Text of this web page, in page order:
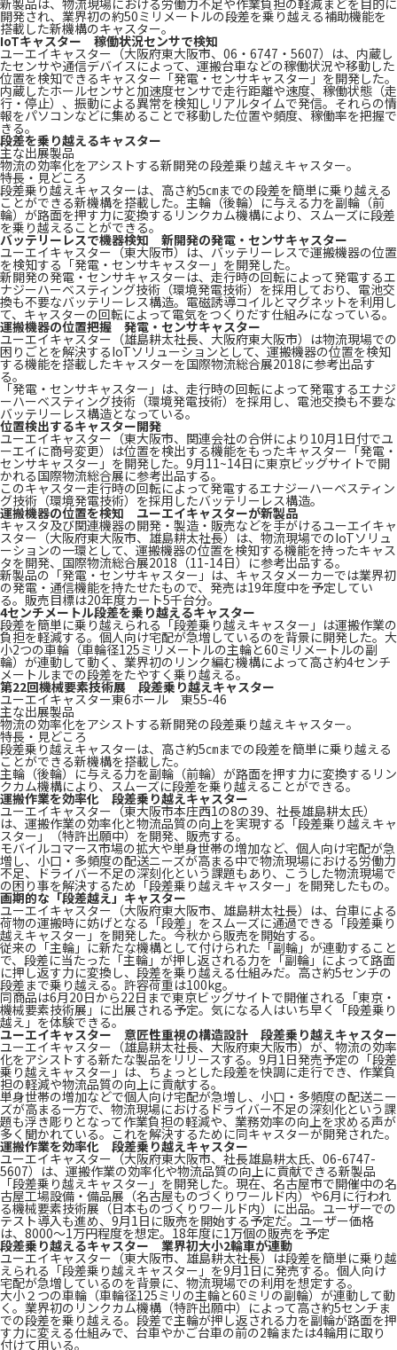
新製品は、物流現場における労働力不足や作業負担の軽減まどを目的に
開発され、業界初の約50ミリメートルの段差を乗り越える補助機能を
搭載した新機構のキャスター。
IoTキャスター 稼働状況センサで検知
ユーエイキャスター（大阪府東大阪市、06・6747・5607）は、内蔵し
たセンサや通信デバイスによって、運搬台車などの稼働状況や移動した
位置を検知できるキャスター「発電・センサキャスター」を開発した。
内蔵したホールセンサと加速度センサで走行距離や速度、稼働状態（走
行・停止）、振動による異常を検知しリアルタイムで発信。それらの情
報をパソコンなどに集めることで移動した位置や頻度、稼働率を把握で
きる。
段差を乗り越えるキャスター
主な出展製品
物流の効率化をアシストする新開発の段差乗り越えキャスター。
特長・見どころ
段差乗り越えキャスターは、高さ約5㎝までの段差を簡単に乗り越える
ことができる新機構を搭載した。主輪（後輪）に与える力を副輪（前
輪）が路面を押す力に変換するリンクカム機構により、スムーズに段差
を乗り越えることができる。
バッテリーレスで機器検知 新開発の発電・センサキャスター
ユーエイキャスター（東大阪市）は、バッテリーレスで運搬機器の位置
を検知する「発電・センサキャスター」を開発した。
新開発の発電・センサキャスターは、走行時の回転によって発電するエ
ナジーハーベスティング技術（環境発電技術）を採用しており、電池交
換も不要なバッテリーレス構造。電磁誘導コイルとマグネットを利用し
て、キャスターの回転によって電気をつくりだす仕組みになっている。
運搬機器の位置把握 発電・センサキャスター
ユーエイキャスター（雄島耕太社長、大阪府東大阪市）は物流現場での
困りごとを解決するIoTソリューションとして、運搬機器の位置を検知
する機能を搭載したキャスターを国際物流総合展2018に参考出品す
る。
「発電・センサキャスター」は、走行時の回転によって発電するエナジ
ーハーベスティング技術（環境発電技術）を採用し、電池交換も不要な
バッテリーレス構造となっている。
位置検出するキャスター開発
ユーエイキャスター（東大阪市、関連会社の合併により10月1日付でユ
ーエイに商号変更）は位置を検出する機能をもったキャスター「発電・
センサキャスター」を開発した。9月11~14日に東京ビッグサイトで開
かれる国際物流総合展に参考出品する。
このキャスター走行時の回転によって発電するエナジーハーベスティン
グ技術（環境発電技術）を採用したバッテリーレス構造。
運搬機器の位置を検知 ユーエイキャスターが新製品
キャスタ及び関連機器の開発・製造・販売などを手がけるユーエイキャ
スター（大阪府東大阪市、雄島耕太社長）は、物流現場でのIoTソリュ
ーションの一環として、運搬機器の位置を検知する機能を持ったキャス
タを開発、国際物流総合展2018（11-14日）に参考出品する。
新製品の「発電・センサキャスター」は、キャスタメーカーでは業界初
の発電・通信機能を持たせたもので、発売は19年度中を予定してい
る。販売目標は20年度カート5千台分。
4センチメートル段差を乗り越えるキャスター
段差を簡単に乗り越えられる「段差乗り越えキャスター」は運搬作業の
負担を軽減する。個人向け宅配が急増しているのを背景に開発した。大
小2つの車輪（車輪径125ミリメートルの主輪と60ミリメートルの副
輪）が連動して動く、業界初のリンク編む機構によって高さ約4センチ
メートルまでの段差をたやすく乗り越える。
第22回機械要素技術展 段差乗り越えキャスター
ユーエイキャスター東6ホール 東55-46
主な出展製品
物流の効率化をアシストする新開発の段差乗り越えキャスター。
特長・見どころ
段差乗り越えキャスターは、高さ約5㎝までの段差を簡単に乗り越える
ことができる新機構を搭載した。
主輪（後輪）に与える力を副輪（前輪）が路面を押す力に変換するリン
クカム機構により、スムーズに段差を乗り越えることができる。
運搬作業を効率化 段差乗り越えキャスター
ユーエイキャスター（東大阪市本庄西1の8の39、社長雄島耕太氏）
は、運搬作業の効率化と物流品質の向上を実現する「段差乗り越えキャ
スター」（特許出願中）を開発、販売する。
モバイルコマース市場の拡大や単身世帯の増加など、個人向け宅配が急
増し、小口・多頻度の配送ニーズが高まる中で物流現場における労働力
不足、ドライバー不足の深刻化という課題もあり、こうした物流現場で
の困り事を解決するため「段差乗り越えキャスター」を開発したもの。
画期的な「段差越え」キャスター
ユーエイキャスター（大阪府東大阪市、雄島耕太社長）は、台車による
荷物の運搬時に妨げとなる「段差」をスムーズに通過できる「段差乗り
越えキャスター」を開発した。今秋から販売を開始する。
従来の「主輪」に新たな機構として付けられた「副輪」が連動すること
で、段差に当たった「主輪」が押し返される力を「副輪」によって路面
に押し返す力に変換し、段差を乗り越える仕組みだ。高さ約5センチの
段差まで乗り越える。許容荷重は100kg。
同商品は6月20日から22日まで東京ビッグサイトで開催される「東京・
機械要素技術展」に出展される予定。気になる人はいち早く「段差乗り
越え」を体験できる。
ユーエイキャスター 意匠性重視の構造設計 段差乗り越えキャスター
ユーエイキャスター（雄島耕太社長、大阪府東大阪市）が、物流の効率
化をアシストする新たな製品をリリースする。9月1日発売予定の「段差
乗り越えキャスター」は、ちょっとした段差を快調に走行でき、作業負
担の軽減や物流品質の向上に貢献する。
単身世帯の増加などで個人向け宅配が急増し、小口・多頻度の配送ニー
ズが高まる一方で、物流現場におけるドライバー不足の深刻化という課
題も浮き彫りとなって作業負担の軽減や、業務効率の向上を求める声が
多く聞かれている。これを解決するために同キャスターが開発された。
運搬作業を効率化 段差乗り越えキャスター
ユーエイキャスター（大阪府東大阪市、社長雄島耕太氏、06-6747-
5607）は、運搬作業の効率化や物流品質の向上に貢献できる新製品
「段差乗り越えキャスター」を開発した。現在、名古屋市で開催中の名
古屋工場設備・備品展（名古屋ものづくりワールド内）や6月に行われ
る機械要素技術展（日本ものづくりワールド内）に出品。ユーザーでの
テスト導入も進め、9月1日に販売を開始する予定だ。ユーザー価格
は、8000〜1万円程度を想定。18年度に1万個の販売を予定
段差乗り越えるキャスター 業界初大小2輪車が連動
ユーエイキャスター（東大阪市、雄島耕太社長）は段差を簡単に乗り越
えられる「段差乗り越えキャスター」を9月1日に発売する。個人向け
宅配が急増しているのを背景に、物流現場での利用を想定する。
大小２つの車輪（車輪径125ミリの主輪と60ミリの副輪）が連動して動
く。業界初のリンクカム機構（特許出願中）によって高さ約5センチま
での段差を乗り越える。段差で主輪が押し返される力を副輪が路面を押
す力に変える仕組みで、台車やかご台車の前の2輪または4輪用に取り
付けて用いる。